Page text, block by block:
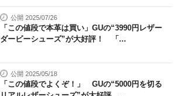
公開 2025/07/26
「この値段で本革は買い」GUの“3990円レザー
ダービーシューズ”が大好評！ 「...
公開 2025/05/18
「この値段でよくぞ！」 GUの“5000円を切る